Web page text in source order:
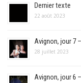
Dernier texte
22 août 2023
Avignon, jour 7
28 juillet 2023
Avignon, jour 6